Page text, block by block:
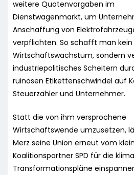
weitere Quotenvorgaben im
Dienstwagenmarkt, um
Anschaffung von
verpflichten. So schafft man
Wirtschaftswachstum, sondern
industriepolitisches Scheitern
ruinösen Etikettenschwindel auf
Steuerzahler und Unternehmer.
Statt die von ihm versprochene
Wirtschaftswende umzusetzen,
Merz seine Union erneut vom
Koalitionspartner SPD für die
Transformationspläne